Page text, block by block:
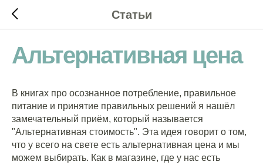
Статьи
Альтернативная цена
В книгах про осознанное потребление, правильное
питание и принятие правильных решений я нашёл
замечательный приём, который называется
"Альтернативная стоимость". Эта идея говорит о том,
что у всего на свете есть альтернативная цена и мы
можем выбирать. Как в магазине, где у нас есть